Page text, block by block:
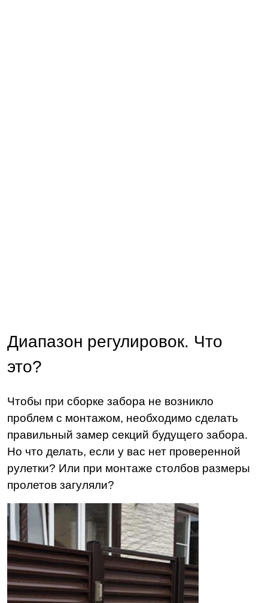
Диапазон регулировок. Что
это?
Чтобы при сборке забора не возникло
проблем с монтажом, необходимо сделать
правильный замер секций будущего забора.
Но что делать, если у вас нет проверенной
рулетки? Или при монтаже столбов размеры
пролетов загуляли?